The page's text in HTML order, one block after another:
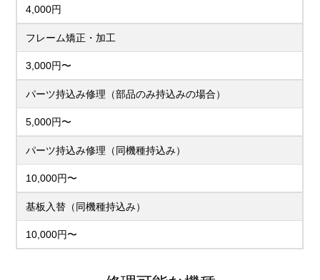
4,000円
フレーム矯正・加工
3,000円〜
パーツ持込み修理（部品のみ持込みの場合）
5,000円〜
パーツ持込み修理（同機種持込み）
10,000円〜
基板入替（同機種持込み）
10,000円〜